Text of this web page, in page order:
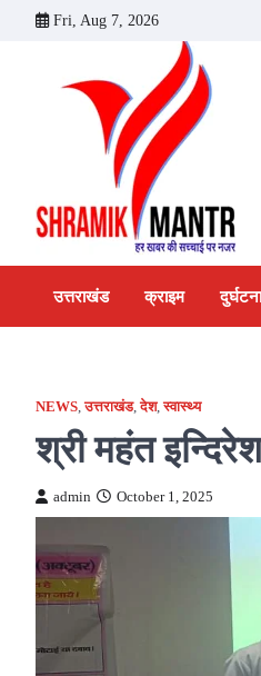
Fri, Aug 7, 2026
उत्तराखंड क्राइम दुर्घटना
NEWS,उत्तराखंड,देश,स्वास्थ्य
श्री महंत
admin October 1, 2025